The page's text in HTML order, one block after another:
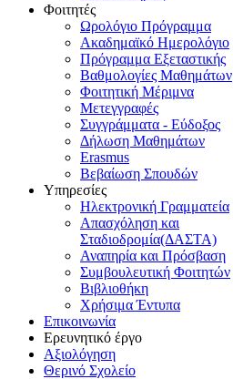
Φοιτητές
Ωρολόγιο Πρόγραμμα
Ακαδημαϊκό Ημερολόγιο
Πρόγραμμα Εξεταστικής
Βαθμολογίες Μαθημάτων
Φοιτητική Μέριμνα
Μετεγγραφές
Συγγράμματα - Εύδοξος
Δήλωση Μαθημάτων
Erasmus
Βεβαίωση Σπουδών
Υπηρεσίες
Ηλεκτρονική Γραμματεία
Απασχόληση και
Σταδιοδρομία(ΔΑΣΤΑ)
Αναπηρία και Πρόσβαση
Συμβουλευτική Φοιτητών
Βιβλιοθήκη
Χρήσιμα Έντυπα
Επικοινωνία
Ερευνητικό έργο
Αξιολόγηση
Θερινό Σχολείο